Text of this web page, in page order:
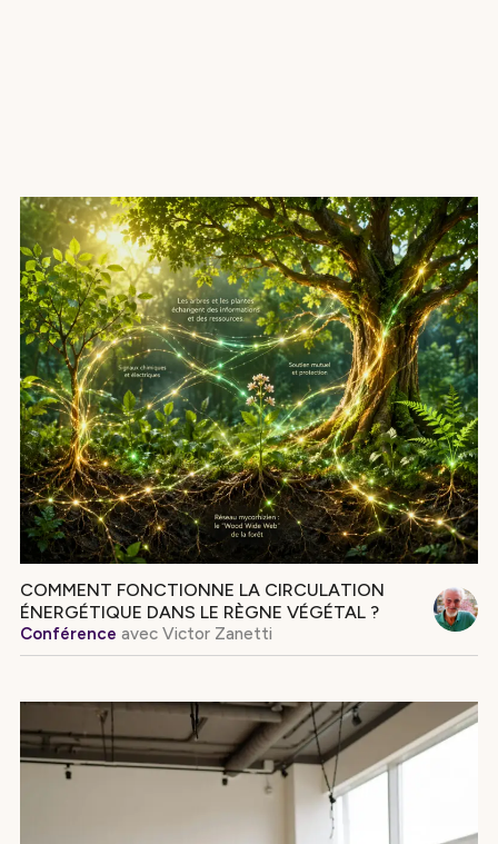
COMMENT FONCTIONNE LA CIRCULATION
ÉNERGÉTIQUE DANS LE RÈGNE VÉGÉTAL ?
Conférence avecVictor Zanetti